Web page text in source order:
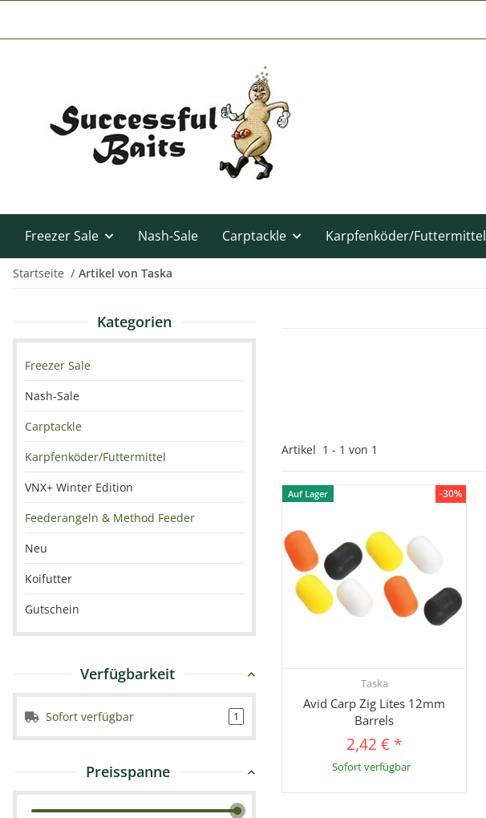
Freezer Sale Nash-Sale Carptackle Karpfenköder/Futtermittel
Startseite Artikel von Taska
Artikel 1 - 1 von 1
Auf Lager -30%
Schnellkauf
Taska
Avid Carp Zig Lites 12mm
Barrels
2,42 € *
Sofort verfügbar
Kategorien
Freezer Sale
Nash-Sale
Carptackle
Karpfenköder/Futtermittel
VNX+ Winter Edition
Feederangeln & Method Feeder
Neu
Koifutter
Gutschein
Verfügbarkeit
Sofort verfügbar 1
Preisspanne